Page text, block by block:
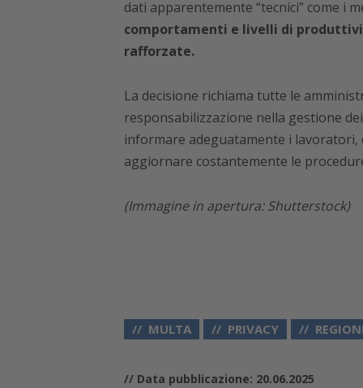
dati apparentemente “tecnici” come i
comportamenti e livelli di
rafforzate.
La decisione richiama tutte le
responsabilizzazione nella gestione
informare adeguatamente i
aggiornare costantemente le
(Immagine in apertura: Shutterstock)
MULTA PRIVACY
// Data pubblicazione: 20.06.2025